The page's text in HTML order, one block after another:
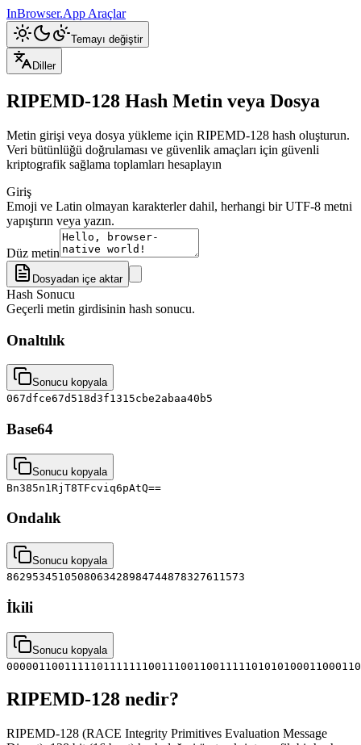
InBrowser.App Araçlar
Temayı değiştir
Diller
RIPEMD-128 Hash Metin veya Dosya
Metin girişi veya dosya yükleme için RIPEMD-128 hash oluşturun.
Veri bütünlüğü doğrulaması ve güvenlik amaçları için güvenli
kriptografik sağlama toplamları hesaplayın
Giriş
Emoji ve Latin olmayan karakterler dahil, herhangi bir UTF-8 metni
yapıştırın veya yazın.
Düz metin
Dosyadan içe aktar
Hash Sonucu
Geçerli metin girdisinin hash sonucu.
Onaltılık
Sonucu kopyala
067dfce67d518d3f1315cbe2abaa40b5
Base64
Sonucu kopyala
Bn385n1RjT8TFcviq6pAtQ==
Ondalık
Sonucu kopyala
8629534510508063428984744878327611573
İkili
Sonucu kopyala
RIPEMD-128 nedir?
RIPEMD-128 (RACE Integrity Primitives Evaluation Message